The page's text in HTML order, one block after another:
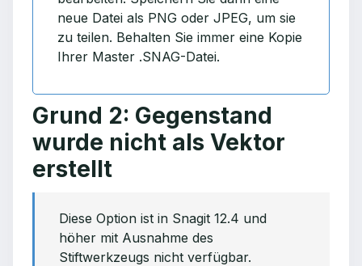
neue Datei als PNG oder JPEG, um sie
zu teilen. Behalten Sie immer eine Kopie
Ihrer Master .SNAG-Datei.
Grund 2: Gegenstand
wurde nicht als Vektor
erstellt
Diese Option ist in Snagit 12.4 und
höher mit Ausnahme des
Stiftwerkzeugs nicht verfügbar.